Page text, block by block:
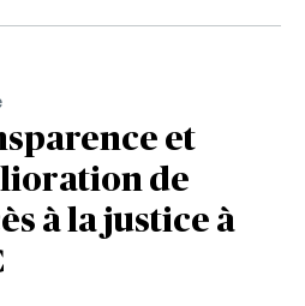
et
de
à la justice à